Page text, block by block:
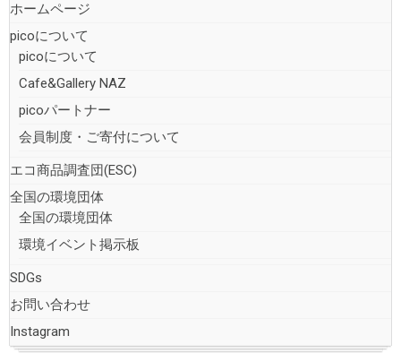
ホームページ
picoについて
picoについて
Cafe&Gallery NAZ
picoパートナー
会員制度・ご寄付について
エコ商品調査団(ESC)
全国の環境団体
全国の環境団体
環境イベント掲示板
SDGs
お問い合わせ
Instagram